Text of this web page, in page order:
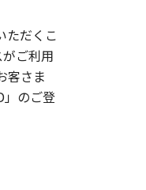
ただくこ
ご利用
客さま
」のご登